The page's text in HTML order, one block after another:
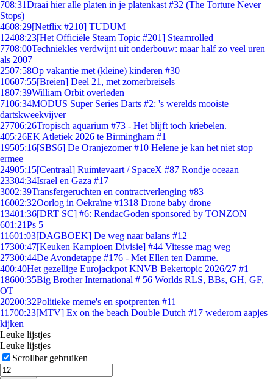
708:31Draai hier alle platen in je platenkast #32 (The Torture Never
Stops)
4608:29[Netflix #210] TUDUM
12408:23[Het Officiële Steam Topic #201] Steamrolled
7708:00Techniekles verdwijnt uit onderbouw: maar half zo veel uren
als 2007
2507:58Op vakantie met (kleine) kinderen #30
10607:55[Breien] Deel 21, met zomerbreisels
1807:39William Orbit overleden
7106:34MODUS Super Series Darts #2: 's werelds mooiste
dartskweekvijver
27706:26Tropisch aquarium #73 - Het blijft toch kriebelen.
405:26EK Atletiek 2026 te Birmingham #1
19505:16[SBS6] De Oranjezomer #10 Helene je kan het niet stop
ermee
24905:15[Centraal] Ruimtevaart / SpaceX #87 Rondje oceaan
23304:34Israel en Gaza #17
3002:39Transfergeruchten en contractverlenging #83
16002:32Oorlog in Oekraïne #1318 Drone baby drone
13401:36[DRT SC] #6: RendacGoden sponsored by TONZON
601:21Ps 5
11601:03[DAGBOEK] De weg naar balans #12
17300:47[Keuken Kampioen Divisie] #44 Vitesse mag weg
27300:44De Avondetappe #176 - Met Ellen ten Damme.
400:40Het gezellige Eurojackpot KNVB Bekertopic 2026/27 #1
18600:35Big Brother International # 56 Worlds RLS, BBs, GH, GF,
OT
20200:32Politieke meme's en spotprenten #11
11700:23[MTV] Ex on the beach Double Dutch #17 wederom aapjes
kijken
Leuke lijstjes
Leuke lijstjes
Scrollbar gebruiken